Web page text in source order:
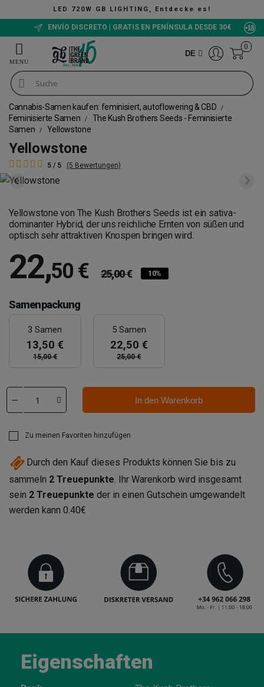
Entdecke es!
ENVÍO DISCRETO | GRATIS EN PENÍNSULA DESDE 30€
DE
0
Cannabis-Samen kaufen: feminisiert, autoflowering & CBD
Feminisierte Samen
The Kush Brothers Seeds - Feminisierte
Samen
Yellowstone
Yellowstone
5 / 5 (5 Bewertungen)
Yellowstone von The Kush Brothers Seeds ist ein sativa-
dominanter Hybrid, der uns reichliche Ernten von süßen und
optisch sehr attraktiven Knospen bringen wird.
22,50 € 25,00 € 10%
Samenpackung
3 Samen
13,50 €
15,00 €
5 Samen
22,50 €
25,00 €
In den Warenkorb
Zu meinen Favoriten hinzufügen
Durch den Kauf dieses Produkts können Sie bis zu
sammeln 2 Treuepunkte. Ihr Warenkorb wird insgesamt
sein 2 Treuepunkte der in einen Gutschein umgewandelt
werden kann 0.40€
Eigenschaften